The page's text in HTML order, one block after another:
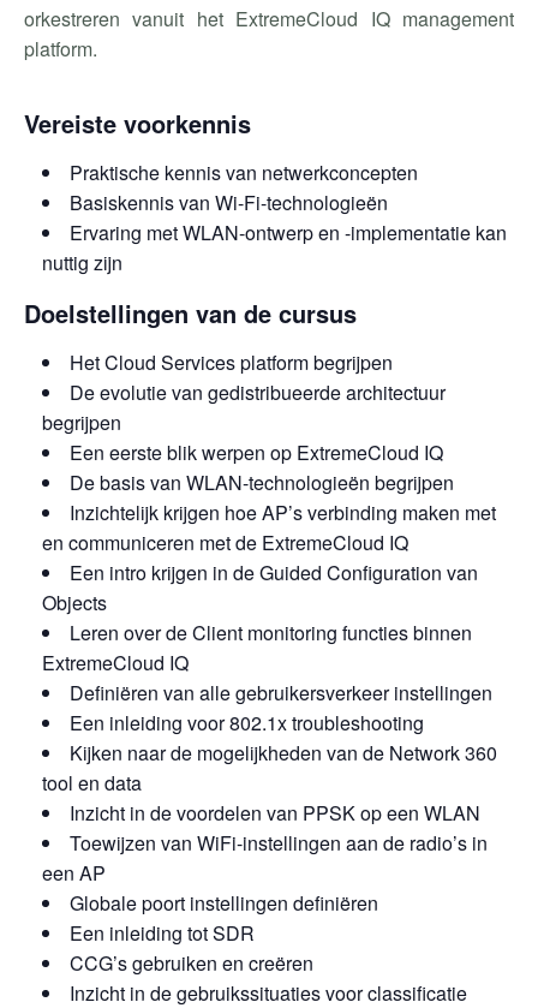
orkestreren vanuit het ExtremeCloud IQ management
platform.
Vereiste voorkennis
Praktische kennis van netwerkconcepten
Basiskennis van Wi-Fi-technologieën
Ervaring met WLAN-ontwerp en -implementatie kan
nuttig zijn
Doelstellingen van de cursus
Het Cloud Services platform begrijpen
De evolutie van gedistribueerde architectuur
begrijpen
Een eerste blik werpen op ExtremeCloud IQ
De basis van WLAN-technologieën begrijpen
Inzichtelijk krijgen hoe AP’s verbinding maken met
en communiceren met de ExtremeCloud IQ
Een intro krijgen in de Guided Configuration van
Objects
Leren over de Client monitoring functies binnen
ExtremeCloud IQ
Definiëren van alle gebruikersverkeer instellingen
Een inleiding voor 802.1x troubleshooting
Kijken naar de mogelijkheden van de Network 360
tool en data
Inzicht in de voordelen van PPSK op een WLAN
Toewijzen van WiFi-instellingen aan de radio’s in
een AP
Globale poort instellingen definiëren
Een inleiding tot SDR
CCG’s gebruiken en creëren
Inzicht in de gebruikssituaties voor classificatie